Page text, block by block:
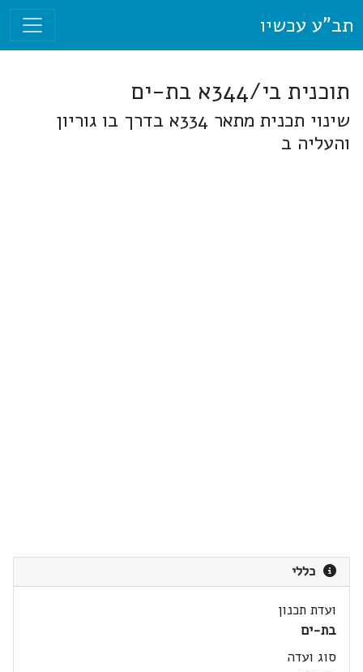
תב"ע עכשיו
תוכנית בי/344א בת-ים
שינוי תכנית מתאר 334א בדרך בו גוריון
והעליה ב
כללי
ועדת תכנון
בת-ים
סוג ועדה